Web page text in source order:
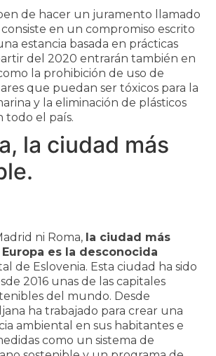
de hacer un juramento llamado
en un compromiso escrito
estancia basada en prácticas
del 2020 entrarán también en
la prohibición de uso de
que puedan ser tóxicos para la
y la eliminación de plásticos
todo el país.
la ciudad más
ni Roma, la ciudad más
es la desconocida
de Eslovenia. Esta ciudad ha sido
2016 unas de las capitales
del mundo. Desde
ha trabajado para crear una
ambiental en sus habitantes e
como un sistema de